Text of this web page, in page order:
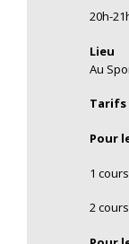
20h-
Lieu
Au
Tarifs
Pour
1
2